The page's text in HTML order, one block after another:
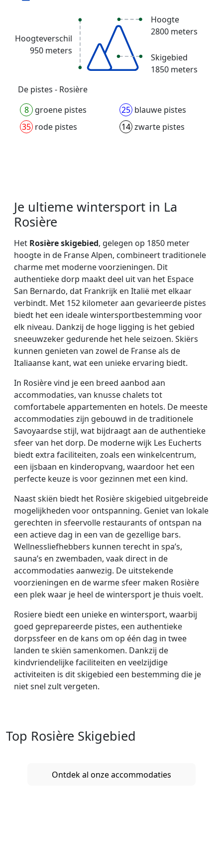
Hoogteverschil
950 meters
Hoogte
2800 meters
Skigebied
1850 meters
De pistes - Rosière
8
groene pistes 25 blauwe pistes
35 rode pistes 14 zwarte pistes
Je ultieme wintersport in La
Rosière
Het Rosière skigebied, gelegen op 1850 meter
hoogte in de Franse Alpen, combineert traditionele
charme met moderne voorzieningen. Dit
authentieke dorp maakt deel uit van het Espace
San Bernardo, dat Frankrijk en Italië met elkaar
verbindt. Met 152 kilometer aan gevarieerde pistes
biedt het een ideale wintersportbestemming voor
elk niveau. Dankzij de hoge ligging is het gebied
sneeuwzeker gedurende het hele seizoen. Skiërs
kunnen genieten van zowel de Franse als de
Italiaanse kant, wat een unieke ervaring biedt.
In Rosière vind je een breed aanbod aan
accommodaties, van knusse chalets tot
comfortabele appartementen en hotels. De meeste
accommodaties zijn gebouwd in de traditionele
Savoyaardse stijl, wat bijdraagt aan de authentieke
sfeer van het dorp. De moderne wijk Les Eucherts
biedt extra faciliteiten, zoals een winkelcentrum,
een ijsbaan en kinderopvang, waardoor het een
perfecte keuze is voor gezinnen met een kind.
Naast skiën biedt het Rosière skigebied uitgebreide
mogelijkheden voor ontspanning. Geniet van lokale
gerechten in sfeervolle restaurants of ontspan na
een actieve dag in een van de gezellige bars.
Wellnessliefhebbers kunnen terecht in spa’s,
sauna’s en zwembaden, vaak direct in de
accommodaties aanwezig. De uitstekende
voorzieningen en de warme sfeer maken Rosière
een plek waar je heel de wintersport je thuis voelt.
Rosiere biedt een unieke en wintersport, waarbij
goed geprepareerde pistes, een authentieke
dorpssfeer en de kans om op één dag in twee
landen te skiën samenkomen. Dankzij de
kindvriendelijke faciliteiten en veelzijdige
activiteiten is dit skigebied een bestemming die je
niet snel zult vergeten.
Top Rosière Skigebied
Ontdek al onze accommodaties